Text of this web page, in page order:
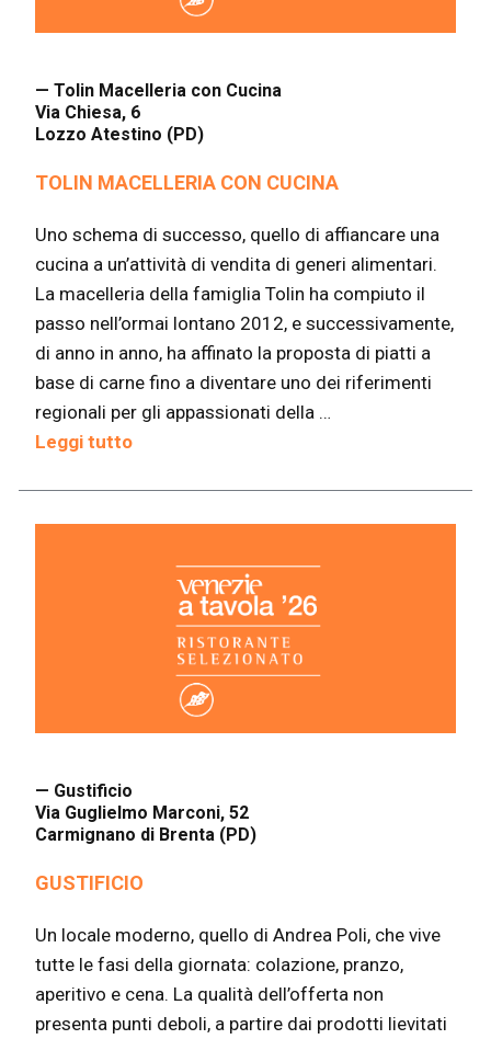
— Tolin Macelleria con Cucina
Via Chiesa, 6
Lozzo Atestino (PD)
TOLIN MACELLERIA CON CUCINA
Uno schema di successo, quello di affiancare una
cucina a un’attività di vendita di generi alimentari.
La macelleria della famiglia Tolin ha compiuto il
passo nell’ormai lontano 2012, e successivamente,
di anno in anno, ha affinato la proposta di piatti a
base di carne fino a diventare uno dei riferimenti
regionali per gli appassionati della …
Leggi tutto
— Gustificio
Via Guglielmo Marconi, 52
Carmignano di Brenta (PD)
GUSTIFICIO
Un locale moderno, quello di Andrea Poli, che vive
tutte le fasi della giornata: colazione, pranzo,
aperitivo e cena. La qualità dell’offerta non
presenta punti deboli, a partire dai prodotti lievitati